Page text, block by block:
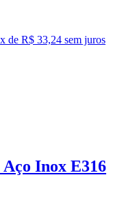
x de R$ 33,24 sem juros
Inox E316